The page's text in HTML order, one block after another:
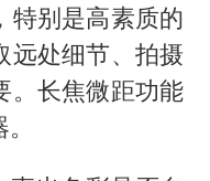
特别是高素质的
远处细节、拍摄
。长焦微距功能